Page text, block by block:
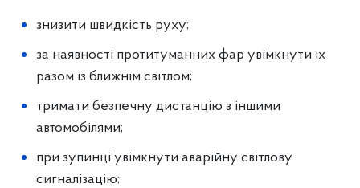
знизити швидкість руху;
за наявності протитуманних фар увімкнути їх
разом із ближнім світлом;
тримати безпечну дистанцію з іншими
автомобілями;
при зупинці увімкнути аварійну світлову
сигналізацію;